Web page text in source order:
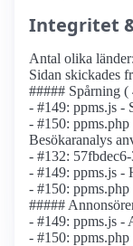
Integritet
Antal olika
Sidan skickades
##### Spårning (
- #149: ppms.js -
- #150:
Besökaranalys
- #132:
- #149: ppms.js -
- #150:
#####
- #149: ppms.js -
- #150: